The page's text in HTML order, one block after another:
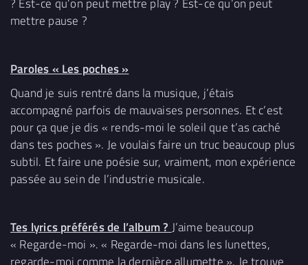
mettre pause ?
Paroles « Les poches »
Quand je suis rentré dans la musique, j’étais
accompagné parfois de mauvaises personnes. Et c’est
pour ça que je dis « rends-moi le soleil que t’as caché
dans tes poches ». Je voulais faire un truc beaucoup plus
subtil. Et faire une poésie sur, vraiment, mon expérience
passée au sein de l’industrie musicale.
Tes lyrics préférés de l’album ? J’aime beaucoup
« Regarde-moi ». « Regarde-moi dans les lunettes,
regarde-moi comme la dernière allumette ». Je trouve